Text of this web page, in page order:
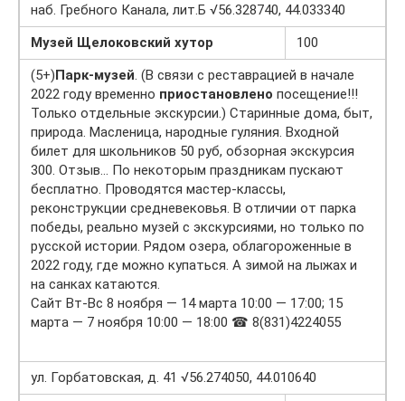
наб. Гребного Канала, лит.Б √56.328740, 44.033340
Музей Щелоковский хутор
100
(5+)Парк-музей. (В связи с реставрацией в начале
2022 году временно приостановлено посещение!!!
Только отдельные экскурсии.) Старинные дома, быт,
природа. Масленица, народные гуляния. Входной
билет для школьников 50 руб, обзорная экскурсия
300. Отзыв… По некоторым праздникам пускают
бесплатно. Проводятся мастер-классы,
реконструкции средневековья. В отличии от парка
победы, реально музей с экскурсиями, но только по
русской истории. Рядом озера, облагороженные в
2022 году, где можно купаться. А зимой на лыжах и
на санках катаются.
Сайт Вт-Вс 8 ноября — 14 марта 10:00 — 17:00; 15
марта — 7 ноября 10:00 — 18:00 ☎ 8(831)4224055
ул. Горбатовская, д. 41 √56.274050, 44.010640